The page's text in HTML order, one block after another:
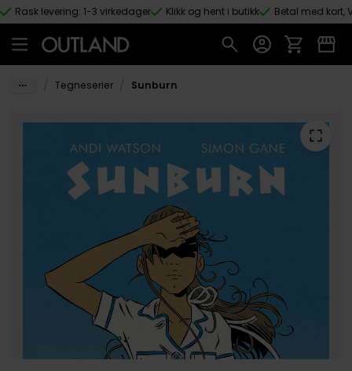
Hopp til hovedinnhold
Rask levering: 1-3 virkedager Klikk og hent i butikk Betal med kort,
Tegneserier Sunburn